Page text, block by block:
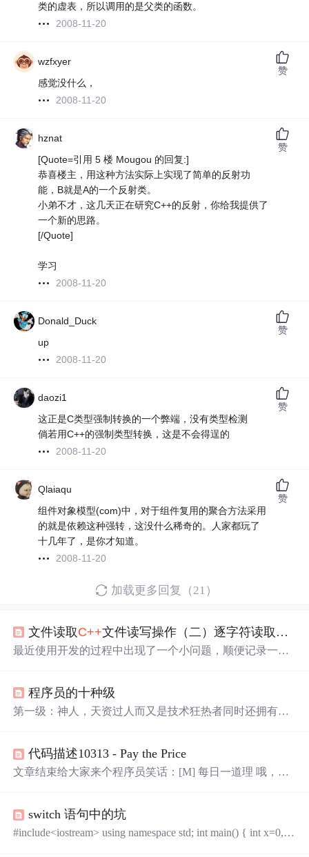
类的虚表，所以调用的是父类的函数。
2008-11-20
wzfxyer
感觉没什么，
2008-11-20
赞
hznat
[Quote=引用 5 楼 Mougou 的回复:]
恭喜楼主，用这种方法实际上实现了简单的反射功
能，B就是A的一个反射类。
小弟不才，这几天正在研究C++的反射，你给我提供了
一个新的思路。
[/Quote]
学习
2008-11-20
赞
Donald_Duck
up
2008-11-20
赞
daozi1
这正是C类型强制转换的一个弊端，没有类型检测
倘若用C++的强制类型转换，这是不会得逞的
2008-11-20
赞
Qlaiaqu
组件对象模型(com)中，对于组件复用的聚合方法采用
的就是依赖这种强转，这没什么稀奇的。人家都玩了
十几年了，是你才知道。
2008-11-20
赞
加载更多回复（21）
文件读取C++文件读写操作（二）逐字符读取文本和逐行读取文本
最近使用开发的过程中出现了一个小问题，顺便记录一下
符读取文本和逐行读取文本
统计文本的行数及如何读取文件某一行内容C++文件读
程序员的十种级
第一级：神人，天资过人而又是技术狂热者同时还拥有过
商业头脑，通常此类人不是顶尖黑客就是技术总监之流。
第三级：牛人，技术精湛，熟悉行业知识，敢于创新，有
术工人，技术精湛，熟悉行业知识但领导能力欠...
代码描述10313 - Pay the Price
文章结束给大家来个程序员笑话：[M] 每日一道理 哦，妈
天里的炭火，您更是女儿人生路上的一盏明灯。 描述：要
用到Ferrers图算法，看了一下似懂非懂，通过别人的代
switch 语句中的坑
#include<iostream> using namespace std; int main() { int x=0,y=